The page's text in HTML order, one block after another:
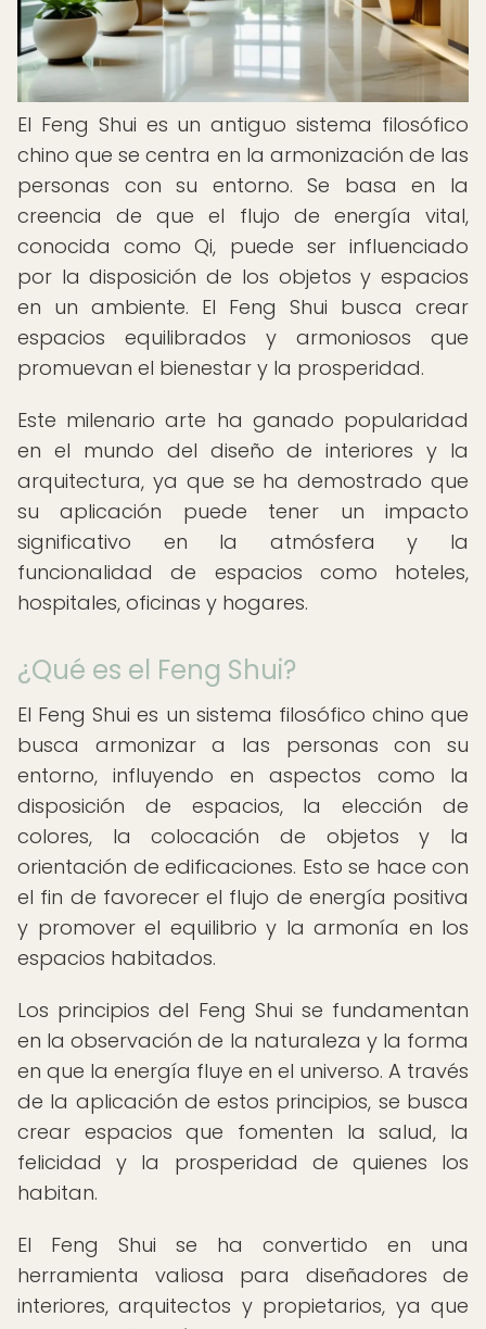
El Feng Shui es un antiguo sistema filosófico
chino que se centra en la armonización de las
personas con su entorno. Se basa en la
creencia de que el flujo de energía vital,
conocida como Qi, puede ser influenciado
por la disposición de los objetos y espacios
en un ambiente. El Feng Shui busca crear
espacios equilibrados y armoniosos que
promuevan el bienestar y la prosperidad.
Este milenario arte ha ganado popularidad
en el mundo del diseño de interiores y la
arquitectura, ya que se ha demostrado que
su aplicación puede tener un impacto
significativo en la atmósfera y la
funcionalidad de espacios como hoteles,
hospitales, oficinas y hogares.
¿Qué es el Feng Shui?
El Feng Shui es un sistema filosófico chino que
busca armonizar a las personas con su
entorno, influyendo en aspectos como la
disposición de espacios, la elección de
colores, la colocación de objetos y la
orientación de edificaciones. Esto se hace con
el fin de favorecer el flujo de energía positiva
y promover el equilibrio y la armonía en los
espacios habitados.
Los principios del Feng Shui se fundamentan
en la observación de la naturaleza y la forma
en que la energía fluye en el universo. A través
de la aplicación de estos principios, se busca
crear espacios que fomenten la salud, la
felicidad y la prosperidad de quienes los
habitan.
El Feng Shui se ha convertido en una
herramienta valiosa para diseñadores de
interiores, arquitectos y propietarios, ya que